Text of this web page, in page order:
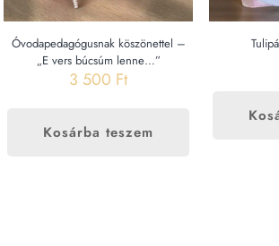
Óvodapedagógusnak köszönettel –
„E vers búcsúm lenne…”
3 500 Ft
Kosárba teszem